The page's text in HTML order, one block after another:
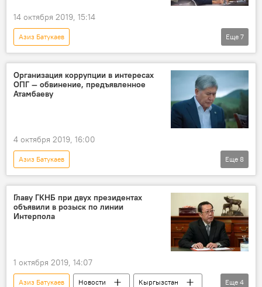
14 октября 2019, 15:14
Азиз Батукаев
Задержания по делу о "раке" Азиза Батукаева
Новости
Общество
Кыргызстан
Алмазбек Атамбаев
отказ
Еще 7
Организация коррупции в интересах
ОПГ — обвинение, предъявленное
Атамбаеву
4 октября 2019, 16:00
Азиз Батукаев
Задержания по делу о "раке" Азиза Батукаева
Суд по делу Алмазбека Атамбаева
Новости
Кыргызстан
Происшествия
Еще 8
Главу ГКНБ при двух президентах
объявили в розыск по линии
Интерпола
1 октября 2019, 14:07
Азиз Батукаев Новости
Кыргызстан
Еще 4